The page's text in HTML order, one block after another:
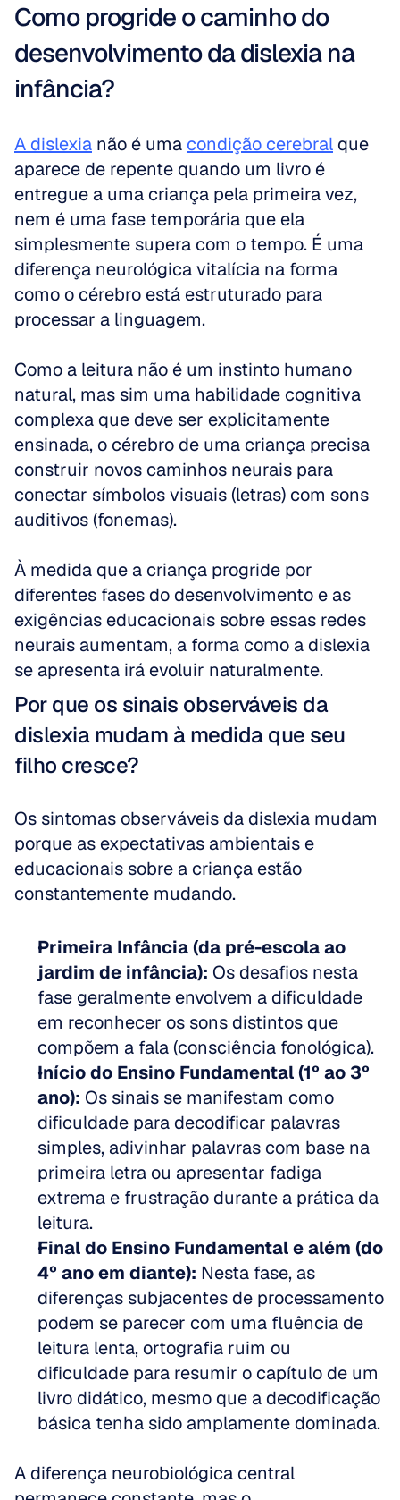
Como progride o caminho do
desenvolvimento da dislexia na
infância?
A dislexia não é uma condição cerebral que
aparece de repente quando um livro é
entregue a uma criança pela primeira vez,
nem é uma fase temporária que ela
simplesmente supera com o tempo. É uma
diferença neurológica vitalícia na forma
como o cérebro está estruturado para
processar a linguagem.
Como a leitura não é um instinto humano
natural, mas sim uma habilidade cognitiva
complexa que deve ser explicitamente
ensinada, o cérebro de uma criança precisa
construir novos caminhos neurais para
conectar símbolos visuais (letras) com sons
auditivos (fonemas).
À medida que a criança progride por
diferentes fases do desenvolvimento e as
exigências educacionais sobre essas redes
neurais aumentam, a forma como a dislexia
se apresenta irá evoluir naturalmente.
Por que os sinais observáveis da
dislexia mudam à medida que seu
filho cresce?
Os sintomas observáveis da dislexia mudam
porque as expectativas ambientais e
educacionais sobre a criança estão
constantemente mudando.
Primeira Infância (da pré-escola ao
jardim de infância): Os desafios nesta
fase geralmente envolvem a dificuldade
em reconhecer os sons distintos que
compõem a fala (consciência fonológica).
Início do Ensino Fundamental (1º ao 3º
ano): Os sinais se manifestam como
dificuldade para decodificar palavras
simples, adivinhar palavras com base na
primeira letra ou apresentar fadiga
extrema e frustração durante a prática da
leitura.
Final do Ensino Fundamental e além (do
4º ano em diante): Nesta fase, as
diferenças subjacentes de processamento
podem se parecer com uma fluência de
leitura lenta, ortografia ruim ou
dificuldade para resumir o capítulo de um
livro didático, mesmo que a decodificação
básica tenha sido amplamente dominada.
A diferença neurobiológica central